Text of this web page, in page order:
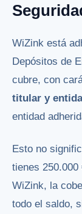
WiZink está
Depósitos de
cubre, con
titular y
entidad
Esto no
tienes
WiZink, la
todo el saldo,